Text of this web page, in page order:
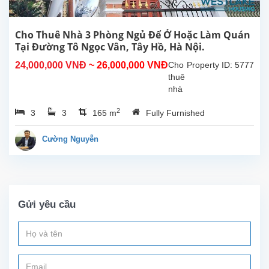
bếp
8
phòng
có
phòng
tắm...
Cho Thuê Nhà 3 Phòng Ngủ Để Ở Hoặc Làm Quán
Tại Đường Tô Ngọc Vân, Tây Hồ, Hà Nội.
24,000,000 VNĐ ~ 26,000,000 VNĐ Property ID: 5777
Cho
thuê
nhà
phòng
ngủ
đường
Ngọc
Vân,
3 3 165 m2 Fully Furnished
Cường Nguyễn
Gửi yêu cầu